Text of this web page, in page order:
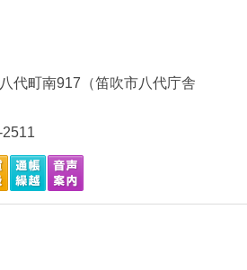
代町南917（笛吹市八代庁舎